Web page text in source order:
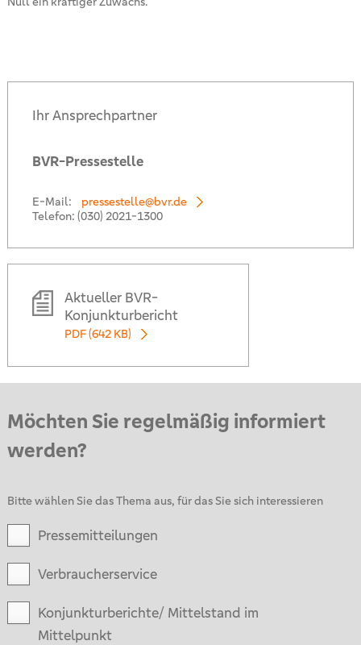
Ihr Ansprechpartner
BVR-Pressestelle
E-Mail:
pressestelle@bvr.de
Telefon: (030) 2021-1300
Aktueller BVR-
Konjunkturbericht
PDF (642 KB)
Möchten Sie regelmäßig informiert
werden?
Bitte wählen Sie das Thema aus, für das Sie sich interessieren
Pressemitteilungen
Verbraucherservice
Konjunkturberichte/ Mittelstand im
Mittelpunkt